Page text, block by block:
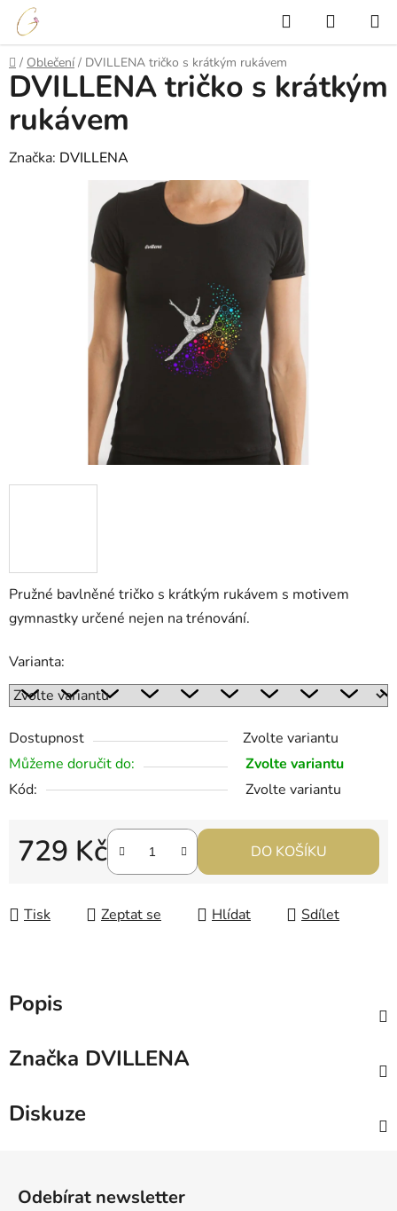
Přejít
obsah
Hledat
KOŠÍK
Domů
/ Oblečení / DVILLENA tričko s krátkým rukávem
Pružné bavlněné tričko s krátkým rukávem s motivem
gymnastky určené nejen na trénování.
Varianta:
Dostupnost
Zvolte variantu
Můžeme doručit do:
Zvolte variantu
Kód:
Zvolte variantu
729 Kč DO KOŠÍKU
Tisk Zeptat se Hlídat Sdílet
DVILLENA tričko s krátkým
rukávem
Značka: DVILLENA
Popis
Značka DVILLENA
Diskuze
Odebírat newsletter